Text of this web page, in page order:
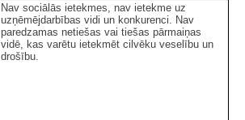
Nav sociālās ietekmes, nav ietekme uz
uzņēmējdarbības vidi un konkurenci. Nav
paredzamas netiešas vai tiešas pārmaiņas
vidē, kas varētu ietekmēt cilvēku veselību un
drošību.